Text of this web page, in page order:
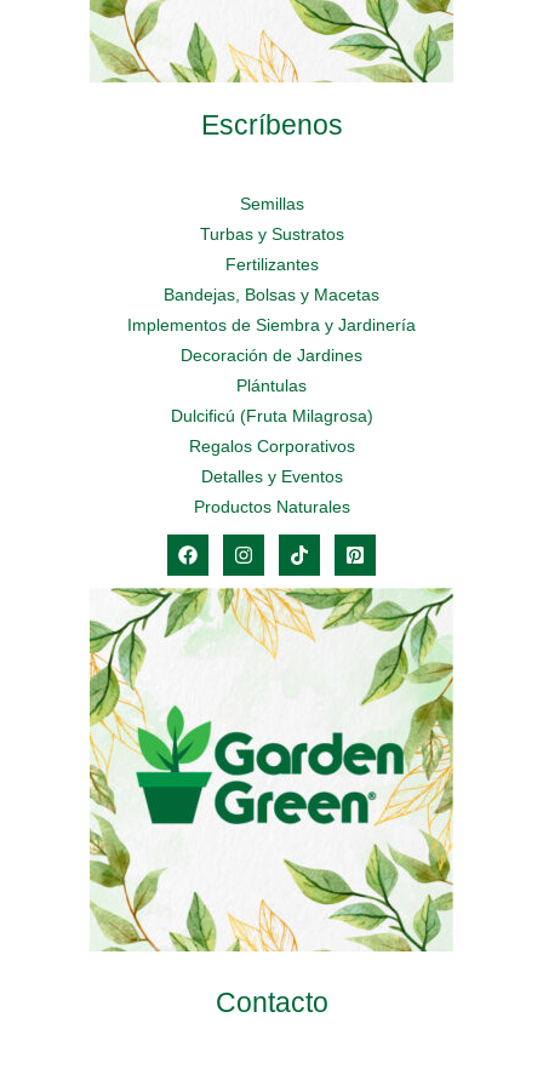
Escríbenos
Semillas
Turbas y Sustratos
Fertilizantes
Bandejas, Bolsas y Macetas
Implementos de Siembra y Jardinería
Decoración de Jardines
Plántulas
Dulcificú (Fruta Milagrosa)
Regalos Corporativos
Detalles y Eventos
Productos Naturales
Contacto